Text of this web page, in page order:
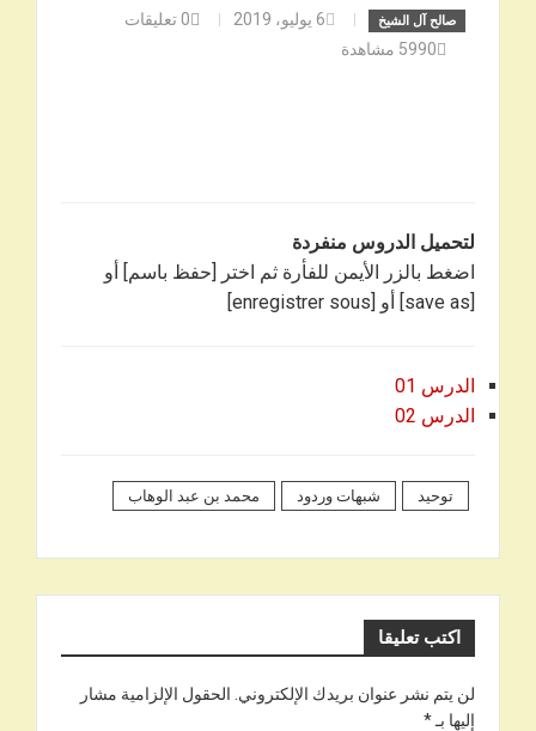
صالح آل الشيخ 6 يوليو، 2019 0تعليقات
5990 مشاهدة
لتحميل الدروس منفردة
اضغط بالزر الأيمن للفأرة ثم اختر [حفظ باسم] أو
[save as] أو [enregistrer sous]
الدرس 01
الدرس 02
توحيد شبهات وردود محمد بن عبد الوهاب
اكتب تعليقا
لن يتم نشر عنوان بريدك الإلكتروني. الحقول الإلزامية مشار
إليها بـ*